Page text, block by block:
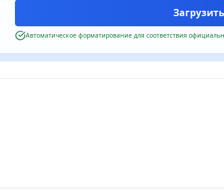
Автоматическое форматирование для соответствия